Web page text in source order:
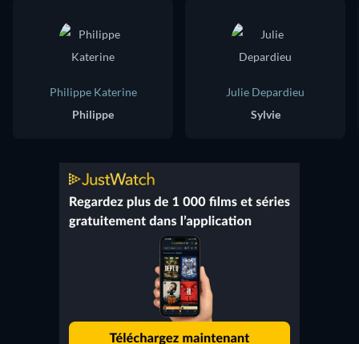
Philippe Katerine
Philippe
Julie Depardieu
Sylvie